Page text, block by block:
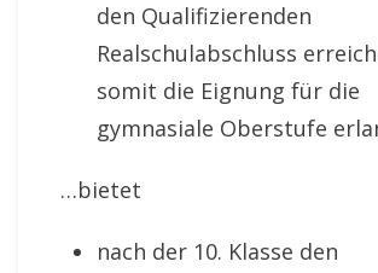
den Qualifizierenden
Realschulabschluss
somit die Eignung für die
gymnasiale Oberstufe
…bietet
nach der 10. Klasse den